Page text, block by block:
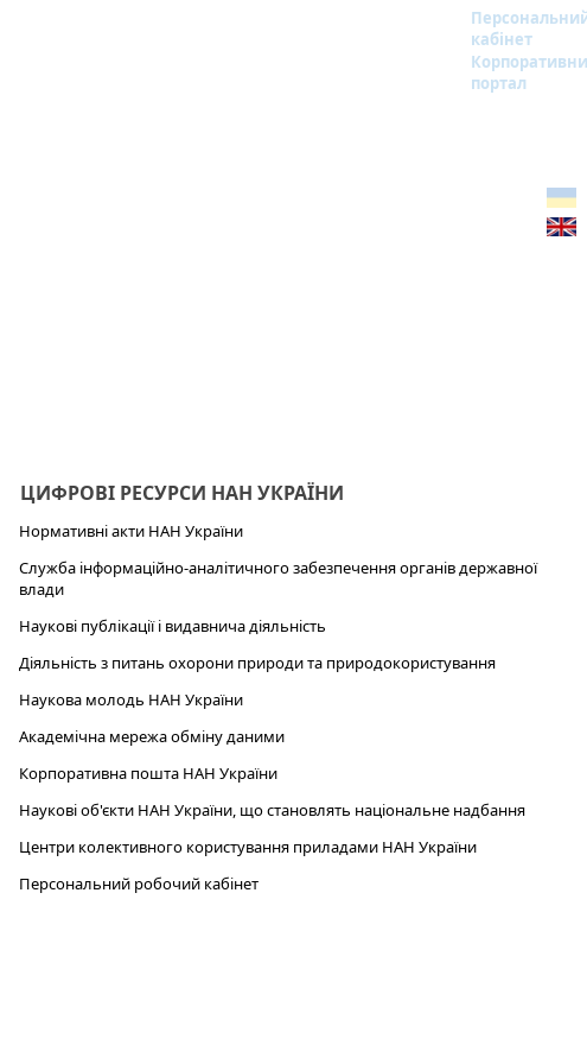
кабінет
портал
ЦИФРОВІ РЕСУРСИ НАН УКРАЇНИ
Нормативні акти НАН України
Служба інформаційно-аналітичного забезпечення органів державної
влади
Наукові публікації і видавнича діяльність
Діяльність з питань охорони природи та природокористування
Наукова молодь НАН України
Академічна мережа обміну даними
Корпоративна пошта НАН України
Наукові об'єкти НАН України, що становлять національне надбання
Центри колективного користування приладами НАН України
Персональний робочий кабінет